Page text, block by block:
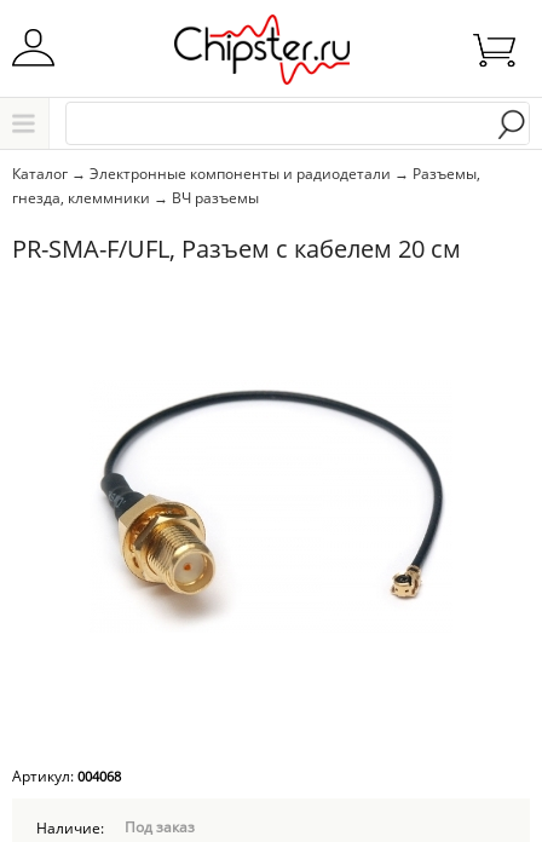
Начните водить название города..
Выбрать
Каталог → Электронные компоненты и радиодетали → Разъемы,
гнезда, клеммники → ВЧ разъемы
PR-SMA-F/UFL, Разъем с кабелем 20 см
Артикул: 004068
Наличие:
Под заказ